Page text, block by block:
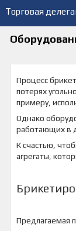
Торговая
Процесс
потерях
примеру,
Однако
работающих в
К счастью,
агрегаты,
Предлагаемая